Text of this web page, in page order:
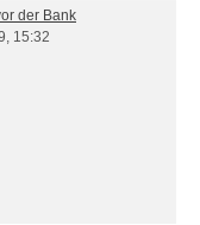
der Bank
15:32